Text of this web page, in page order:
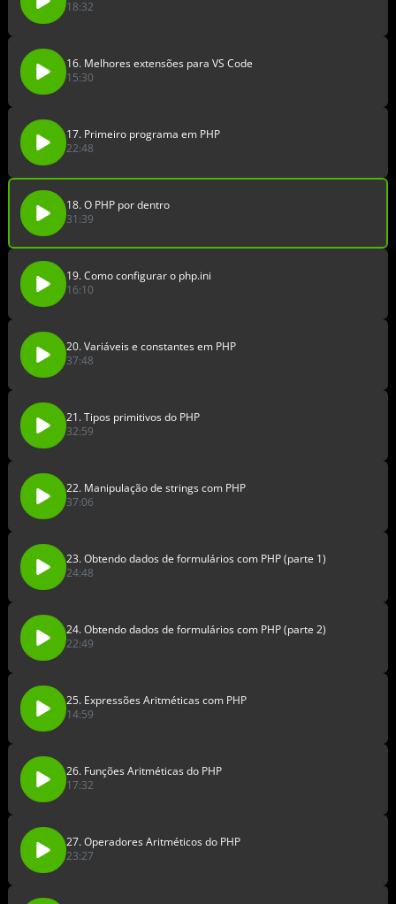
18:32
16. Melhores extensões para VS Code
15:30
17. Primeiro programa em PHP
22:48
18. O PHP por dentro
31:39
19. Como configurar o php.ini
16:10
20. Variáveis e constantes em PHP
37:48
21. Tipos primitivos do PHP
32:59
22. Manipulação de strings com PHP
37:06
23. Obtendo dados de formulários com PHP (parte 1)
24:48
24. Obtendo dados de formulários com PHP (parte 2)
22:49
25. Expressões Aritméticas com PHP
14:59
26. Funções Aritméticas do PHP
17:32
27. Operadores Aritméticos do PHP
23:27